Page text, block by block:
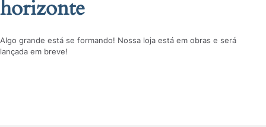
horizonte
Algo grande está se formando! Nossa loja está em obras e será
lançada em breve!